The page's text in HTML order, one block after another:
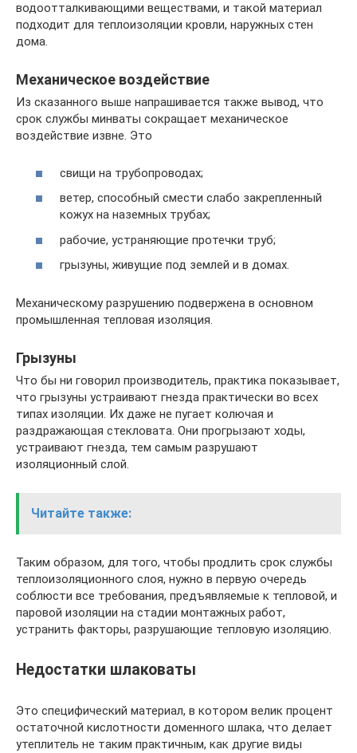
водоотталкивающими веществами, и такой материал
подходит для теплоизоляции кровли, наружных стен
дома.
Механическое воздействие
Из сказанного выше напрашивается также вывод, что
срок службы минваты сокращает механическое
воздействие извне. Это
свищи на трубопроводах;
ветер, способный смести слабо закрепленный
кожух на наземных трубах;
рабочие, устраняющие протечки труб;
грызуны, живущие под землей и в домах.
Механическому разрушению подвержена в основном
промышленная тепловая изоляция.
Грызуны
Что бы ни говорил производитель, практика показывает,
что грызуны устраивают гнезда практически во всех
типах изоляции. Их даже не пугает колючая и
раздражающая стекловата. Они прогрызают ходы,
устраивают гнезда, тем самым разрушают
изоляционный слой.
Читайте также:
Таким образом, для того, чтобы продлить срок службы
теплоизоляционного слоя, нужно в первую очередь
соблюсти все требования, предъявляемые к тепловой, и
паровой изоляции на стадии монтажных работ,
устранить факторы, разрушающие тепловую изоляцию.
Недостатки шлаковаты
Это специфический материал, в котором велик процент
остаточной кислотности доменного шлака, что делает
утеплитель не таким практичным, как другие виды